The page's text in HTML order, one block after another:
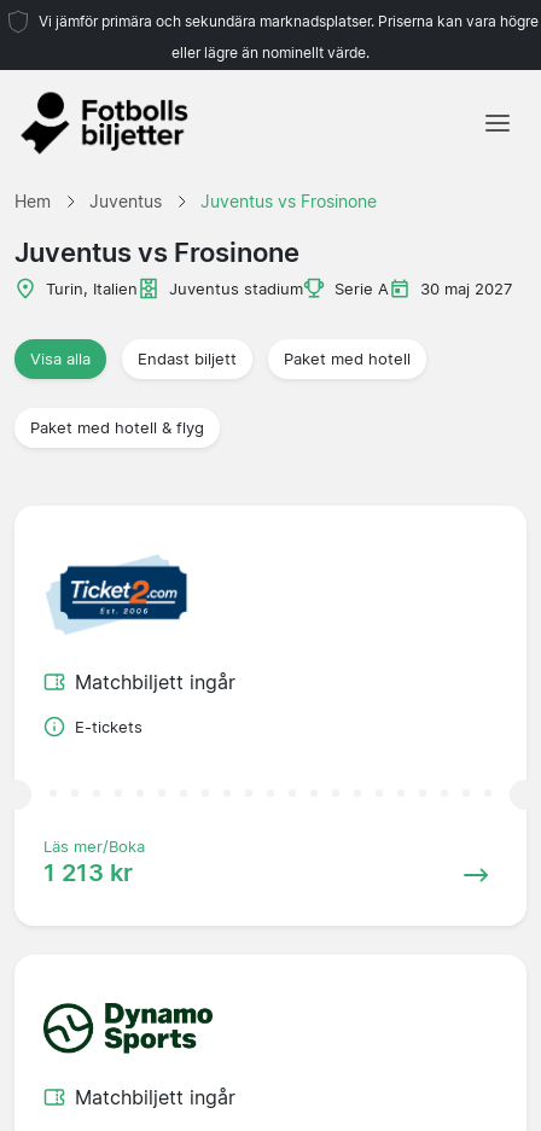
Vi jämför primära och sekundära marknadsplatser. Priserna kan vara högre
eller lägre än nominellt värde.
Hem Juventus Juventus vs Frosinone
Juventus vs Frosinone
Turin, Italien Juventus stadium Serie A 30 maj 2027
Visa alla Endast biljett Paket med hotell
Paket med hotell & flyg
Matchbiljett ingår
E-tickets
Läs mer/Boka
1 213 kr
Matchbiljett ingår